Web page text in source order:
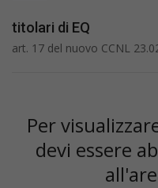
titolari di EQ
art. 17 del nuovo CCNL
Per
devi essere